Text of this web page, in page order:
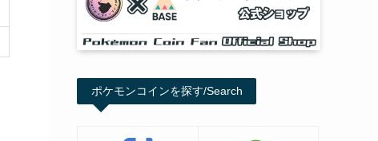
ポケモンコインを探す/Search